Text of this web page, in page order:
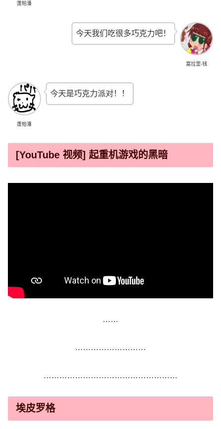
蓬帕潘
富拉里-钱
今天我们吃很多巧克力吧！
蓬帕潘
今天是巧克力派对！！
[YouTube 视频] 起重机游戏的黑暗
……
………………………
……………………………………………
埃皮罗格